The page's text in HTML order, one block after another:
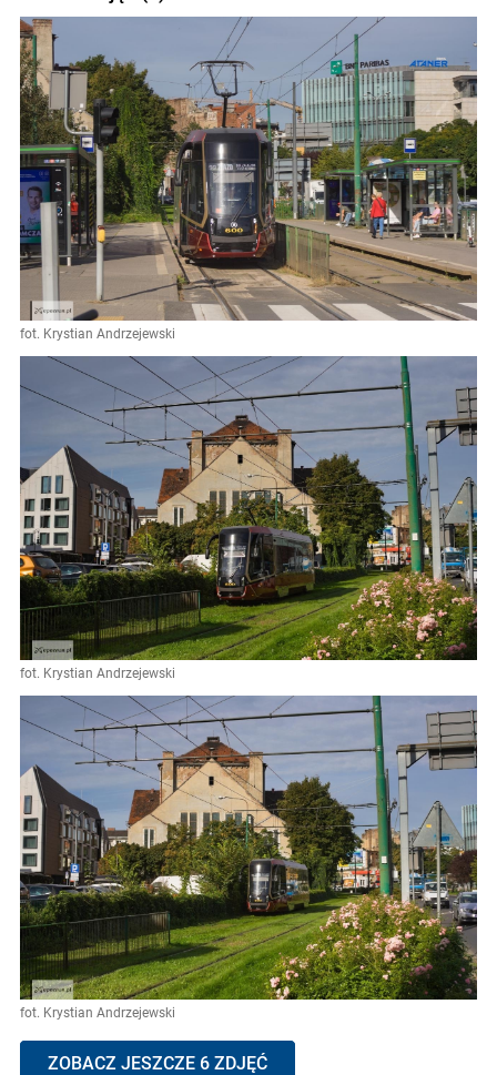
fot. Krystian Andrzejewski
fot. Krystian Andrzejewski
fot. Krystian Andrzejewski
ZOBACZ JESZCZE 6 ZDJĘĆ